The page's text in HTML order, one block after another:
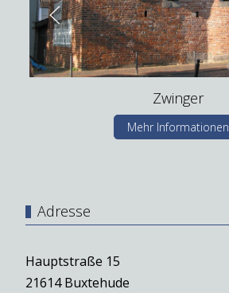
Zwinger
Mehr Informationen
Adresse
Hauptstraße 15
21614 Buxtehude